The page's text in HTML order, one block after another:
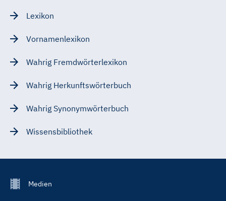
Lexikon
Vornamenlexikon
Wahrig Fremdwörterlexikon
Wahrig Herkunftswörterbuch
Wahrig Synonymwörterbuch
Wissensbibliothek
FooterMedien